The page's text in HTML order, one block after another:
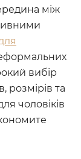
між
вибір
розмірів та
чоловіків